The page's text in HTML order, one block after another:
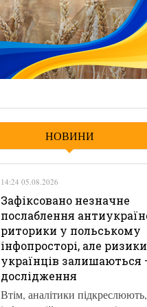
НОВИНИ
14:24 05.08.2026
Зафіксовано незначне
послаблення
риторики у польському
інфопросторі, але
українців залишаються
дослідження
Втім, аналітики